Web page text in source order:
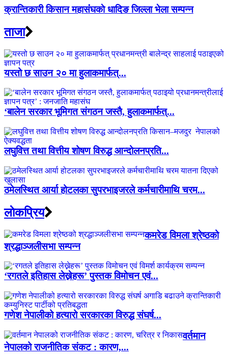
क्रान्तिकारी किसान महासंंघकाे धादिङ जिल्ला भेला सम्पन्न
ताजा
यस्तो छ साउन २० मा हुलाकमार्फत्...
‘बालेन सरकार भूमिगत संगठन जस्तै, हुलाकमार्फत्...
लघुवित्त तथा वित्तीय शोषण विरुद्ध आन्दोलनप्रति...
ठमेलस्थित आर्या होटलका सुपरभाइजरले कर्मचारीमाथि चरम...
लाेकप्रिय
कमरेड विमला श्रेष्ठको
श्रद्धाञ्जलीसभा सम्पन्न
‘रगतले इतिहास लेख्नेहरू’ पुस्तक विमोचन एवं...
गणेश नेपालीको हत्यारो सरकारका विरुद्ध संघर्ष...
वर्तमान
नेपालको राजनीतिक संकट : कारण,...